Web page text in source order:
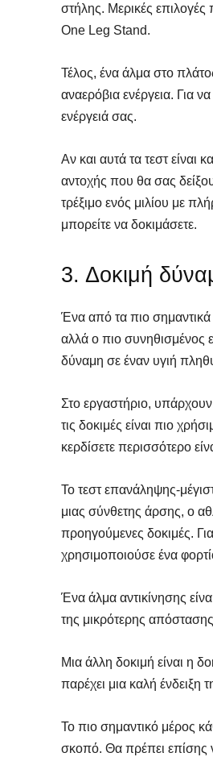
στήλης. Μερικές
One Leg Stand.
Τέλος, ένα άλμα στο
αναερόβια ενέργεια. Για
ενέργειά σας.
Αν και αυτά τα τεστ είναι
αντοχής που θα σας
τρέξιμο ενός μιλίου με
μπορείτε να δοκιμάσετε.
3. Δοκιμή
Ένα από τα πιο σημαντικά
αλλά ο πιο συνηθισμένος
δύναμη σε έναν υγιή
Στο εργαστήριο,
τις δοκιμές είναι πιο
κερδίσετε περισσότερο
Το τεστ επανάληψης-
μιας σύνθετης άρσης, ο
προηγούμενες δοκιμές.
χρησιμοποιούσε ένα
Ένα άλμα αντικίνησης
της μικρότερης
Μια άλλη δοκιμή είναι η
παρέχει μια καλή ένδειξη
Το πιο σημαντικό μέρος
σκοπό. Θα πρέπει επίσης